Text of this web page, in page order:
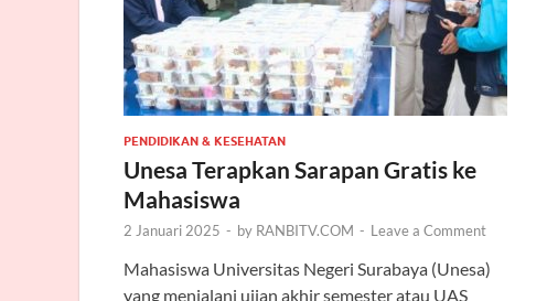
PENDIDIKAN & KESEHATAN
Unesa Terapkan Sarapan Gratis ke
Mahasiswa
2 Januari 2025 - by RANBITV.COM - Leave a Comment
Mahasiswa Universitas Negeri Surabaya (Unesa)
yang menjalani ujian akhir semester atau UAS